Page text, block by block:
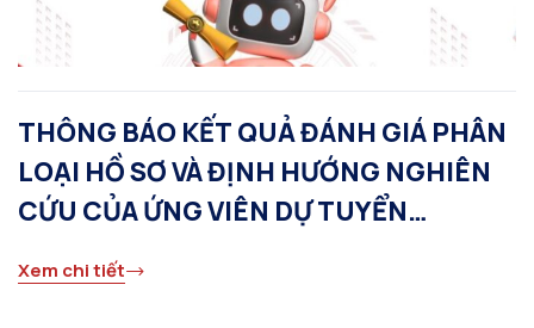
THÔNG BÁO KẾT QUẢ ĐÁNH GIÁ PHÂN
LOẠI HỒ SƠ VÀ ĐỊNH HƯỚNG NGHIÊN
CỨU CỦA ỨNG VIÊN DỰ TUYỂN
NGHIÊN CỨU SINH ĐỢT 1 NĂM 2025
Xem chi tiết